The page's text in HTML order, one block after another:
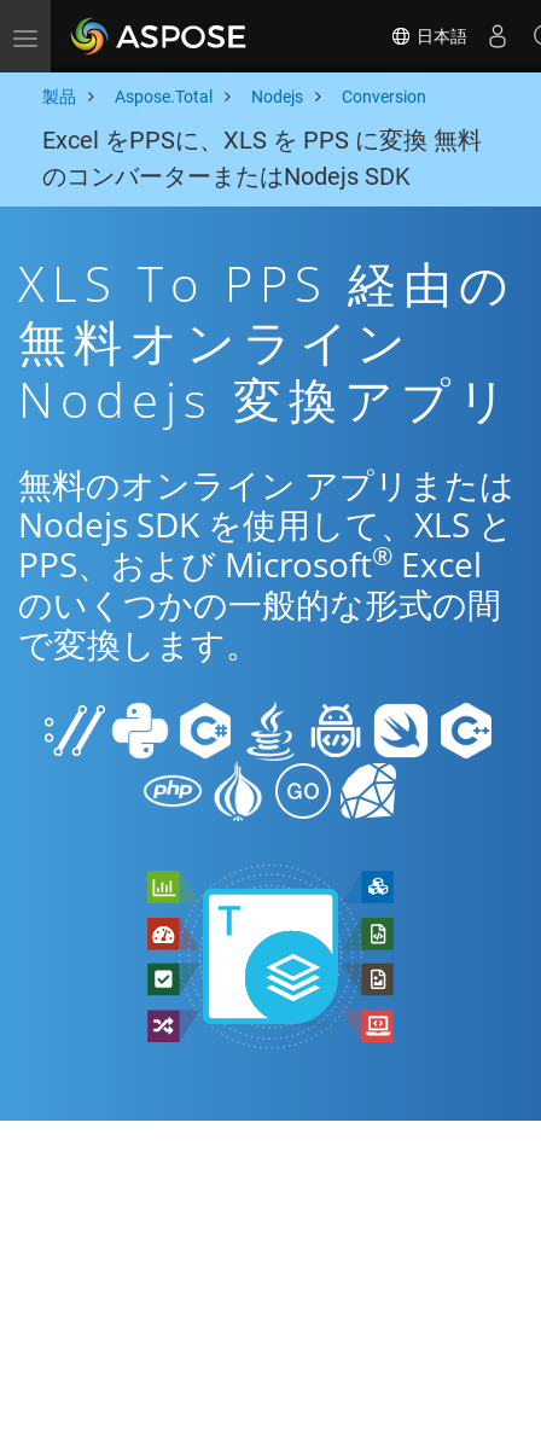
Toggle navigation 日本語
製品 Aspose.Total Nodejs Conversion
Excel をPPSに、XLS を PPS に変換 無料
のコンバーターまたはNodejs SDK
XLS To PPS 経由の
無料オンライン
Nodejs 変換アプリ
無料のオンライン アプリまたは
Nodejs SDK を使用して、XLS と
PPS、および Microsoft® Excel
のいくつかの一般的な形式の間
で変換します。